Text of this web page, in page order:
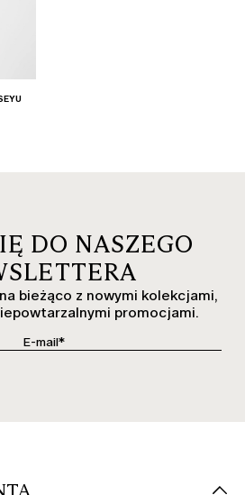
DO NASZEGO
bieżąco z nowymi kolekcjami,
promocjami.